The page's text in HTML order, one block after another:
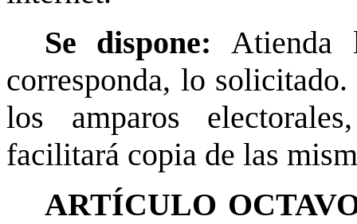
Se dispone:Atienda
corresponda, lo
los amparos
facilitará copia de las
ARTÍCULO